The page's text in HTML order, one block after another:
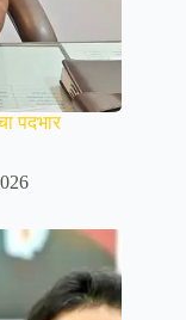
पदभार